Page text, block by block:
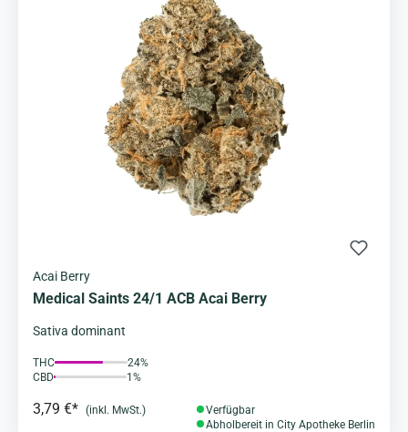
Acai Berry
Medical Saints 24/1 ACB Acai Berry
Sativa dominant
THC
24%
CBD
1%
3,79 €* (inkl. MwSt.)
Verfügbar
Abholbereit in City Apotheke Berlin